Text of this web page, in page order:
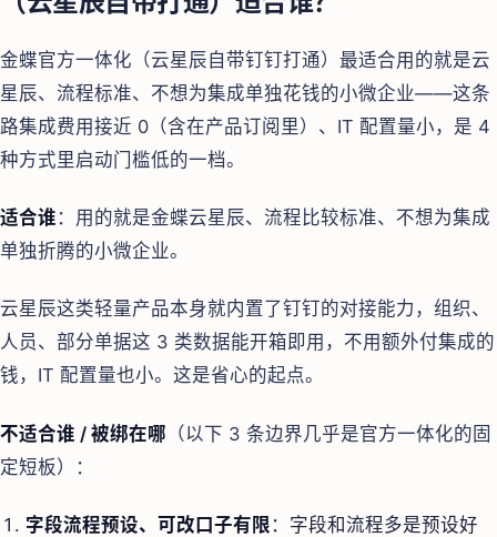
金蝶官方一体化（云星辰自带钉钉打通）最适合用的就是云
星辰、流程标准、不想为集成单独花钱的小微企业——这条
路集成费用接近 0（含在产品订阅里）、IT 配置量小，是 4
种方式里启动门槛低的一档。
适合谁 ：用的就是金蝶云星辰、流程比较标准、不想为集成
单独折腾的小微企业。
云星辰这类轻量产品本身就内置了钉钉的对接能力，组织、
人员、部分单据这 3 类数据能开箱即用，不用额外付集成的
钱，IT 配置量也小。这是省心的起点。
不适合谁 / 被绑在哪 （以下 3 条边界几乎是官方一体化的固
定短板）：
字段流程预设、可改口子有限 ：字段和流程多是预设好